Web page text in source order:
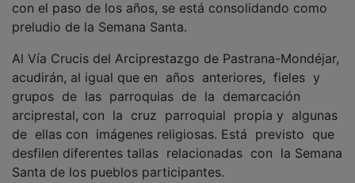
preludio de la Semana Santa.
Al Vía Crucis del Arciprestazgo de Pastrana-Mondéjar,
acudirán, al igual que en años anteriores, fieles y
grupos de las parroquias de la demarcación
arciprestal, con la cruz parroquial propia y algunas
de ellas con imágenes religiosas. Está previsto que
desfilen diferentes tallas relacionadas con la Semana
Santa de los pueblos participantes.